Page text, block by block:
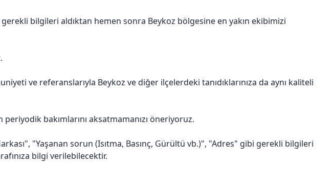
gerekli bilgileri aldıktan hemen sonra Beykoz bölgesine en yakın ekibimizi
ve referanslarıyla Beykoz ve diğer ilçelerdeki tanıdıklarınıza da aynı kaliteli
bakımlarını aksatmamanızı öneriyoruz.
"Yaşanan sorun (Isıtma, Basınç, Gürültü vb.)", "Adres" gibi gerekli bilgileri
bilgi verilebilecektir.